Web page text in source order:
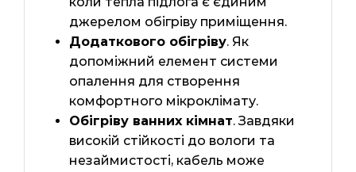
джерелом обігріву приміщення.
Додаткового обігріву. Як
допоміжний елемент системи
опалення для створення
комфортного мікроклімату.
Обігріву ванних кімнат. Завдяки
високій стійкості до вологи та
незаймистості, кабель може